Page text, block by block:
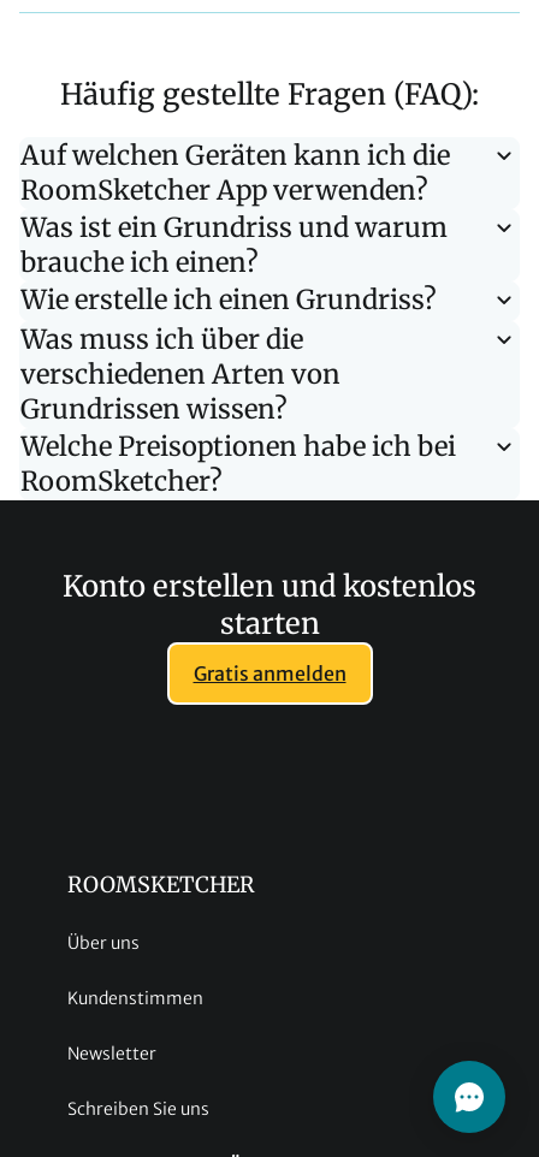
Häufig gestellte Fragen (FAQ):
Auf welchen Geräten kann ich die
RoomSketcher App verwenden?
Was ist ein Grundriss und warum
brauche ich einen?
Wie erstelle ich einen Grundriss?
Was muss ich über die
verschiedenen Arten von
Grundrissen wissen?
Welche Preisoptionen habe ich bei
RoomSketcher?
Konto erstellen und kostenlos
starten
Gratis anmelden
ROOMSKETCHER
Über uns
Kundenstimmen
Newsletter
Schreiben Sie uns